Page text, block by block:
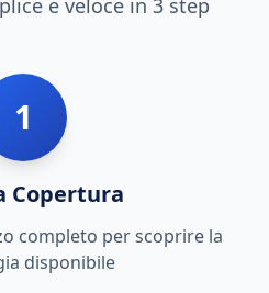
e veloce in 3 step
1
Copertura
completo per scoprire la
disponibile